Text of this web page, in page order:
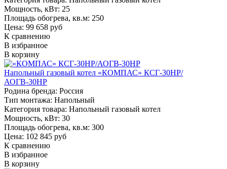
Мощность, кВт: 25
Площадь обогрева, кв.м: 250
Цена: 99 658 руб
К сравнению
В избранное
В корзину
Напольный газовый котел «КОМПАС» КСГ-30НР/
АОГВ-30НР
Родина бренда: Россия
Тип монтажа: Напольный
Категория товара: Напольный газовый котел
Мощность, кВт: 30
Площадь обогрева, кв.м: 300
Цена: 102 845 руб
К сравнению
В избранное
В корзину